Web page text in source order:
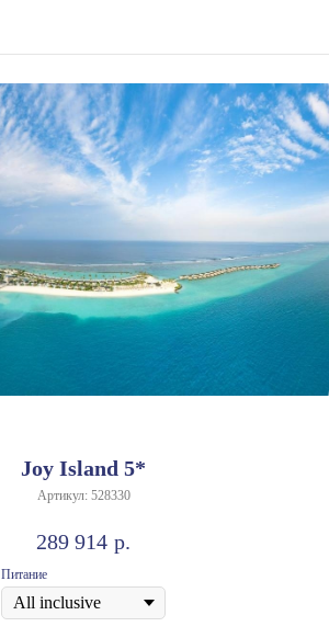
Joy Island 5*
Артикул: 528330
289 914 р.
Питание